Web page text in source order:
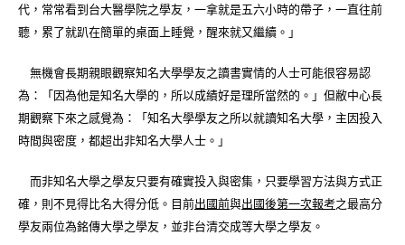
代，常常看到台大醫學院之學友，一拿就是五六小時的帶子，一直往前
聽，累了就趴在簡單的桌面上睡覺，醒來就又繼續。」
無機會長期親眼觀察知名大學學友之讀書實情的人士可能很容易認
為：「因為他是知名大學的，所以成績好是理所當然的。」但敝中心長
期觀察下來之感覺為：「知名大學學友之所以就讀知名大學，主因投入
時間與密度，都超出非知名大學人士。」
而非知名大學之學友只要有確實投入與密集，只要學習方法與方式正
確，則不見得比名大得分低。目前出國前與出國後第一次報考之最高分
學友兩位為銘傳大學之學友，並非台清交成等大學之學友。